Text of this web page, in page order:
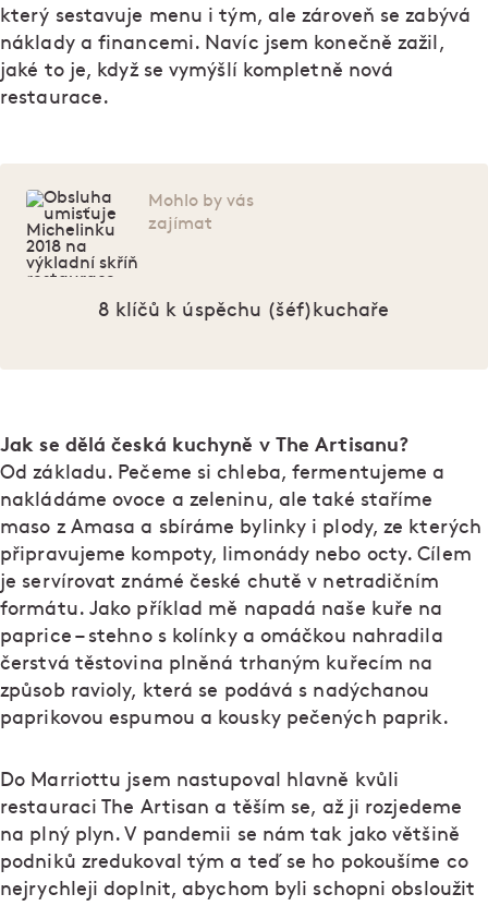
který sestavuje menu i tým, ale zároveň se zabývá
náklady a financemi. Navíc jsem konečně zažil,
jaké to je, když se vymýšlí kompletně nová
restaurace.
Mohlo by vás
zajímat
8 klíčů k úspěchu (šéf)kuchaře
Jak se dělá česká kuchyně v The Artisanu?
Od základu. Pečeme si chleba, fermentujeme a
nakládáme ovoce a zeleninu, ale také staříme
maso z Amasa a sbíráme bylinky i plody, ze kterých
připravujeme kompoty, limonády nebo octy. Cílem
je servírovat známé české chutě v netradičním
formátu. Jako příklad mě napadá naše kuře na
paprice – stehno s kolínky a omáčkou nahradila
čerstvá těstovina plněná trhaným kuřecím na
způsob ravioly, která se podává s nadýchanou
paprikovou espumou a kousky pečených paprik.
Do Marriottu jsem nastupoval hlavně kvůli
restauraci The Artisan a těším se, až ji rozjedeme
na plný plyn. V pandemii se nám tak jako většině
podniků zredukoval tým a teď se ho pokoušíme co
nejrychleji doplnit, abychom byli schopni obsloužit